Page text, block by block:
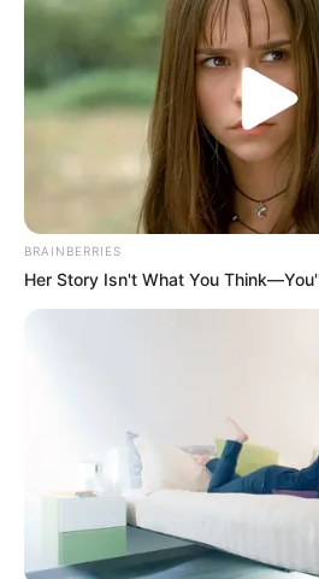
TEMAS RELACIONADOS
CIBERDELINCUENTES FALSOS
MANTÉNGASE EN
Tenemos todas las
favor, active las
TEMAS DESTACADOS
SARAMPIÓN AVENIDA
PARQUE DE DIVERSIONES
BRAINBERRIES
Her Story Isn't What You